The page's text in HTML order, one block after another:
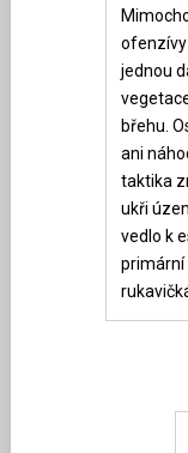
ofenzívy
jednou
břehu.
ani
taktika
ukři
vedlo k
primární